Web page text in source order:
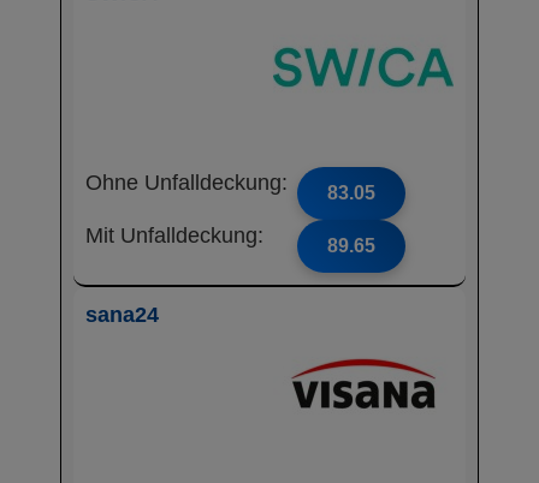
Ohne Unfalldeckung: 83.05
Mit Unfalldeckung: 89.65
sana24